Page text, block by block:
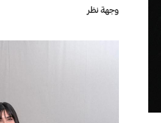
وجهة نظر